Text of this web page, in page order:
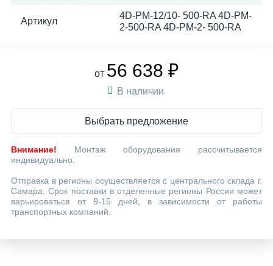
Артикул
4D-PМ-12/10- 500-RA 4D-PM-
2-500-RA 4D-PM-2- 500-RA
от 56 638 ₽
В наличии
Выбрать предложение
Внимание! Монтаж оборудования рассчитывается
индивидуально.
Отправка в регионы осуществляется с центрального склада г.
Самара. Срок поставки в отделенные регионы России может
варьироваться от 9-15 дней, в зависимости от работы
транспортных компаний.